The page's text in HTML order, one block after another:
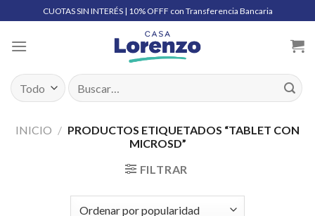
to
content
CUOTAS SIN INTERÉS | 10% OFFF con Transferencia Bancaria
Buscar
por:
INICIO / PRODUCTOS ETIQUETADOS “TABLET CON
MICROSD”
FILTRAR